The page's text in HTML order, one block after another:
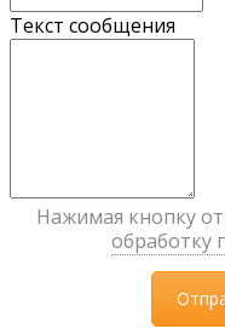
Текст сообщения
Нажимая кнопку
обработку